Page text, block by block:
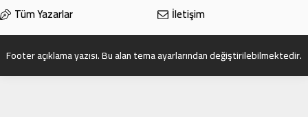
Tüm Yazarlar
İletişim
Footer açıklama yazısı. Bu alan tema ayarlarından değiştirilebilmektedir.